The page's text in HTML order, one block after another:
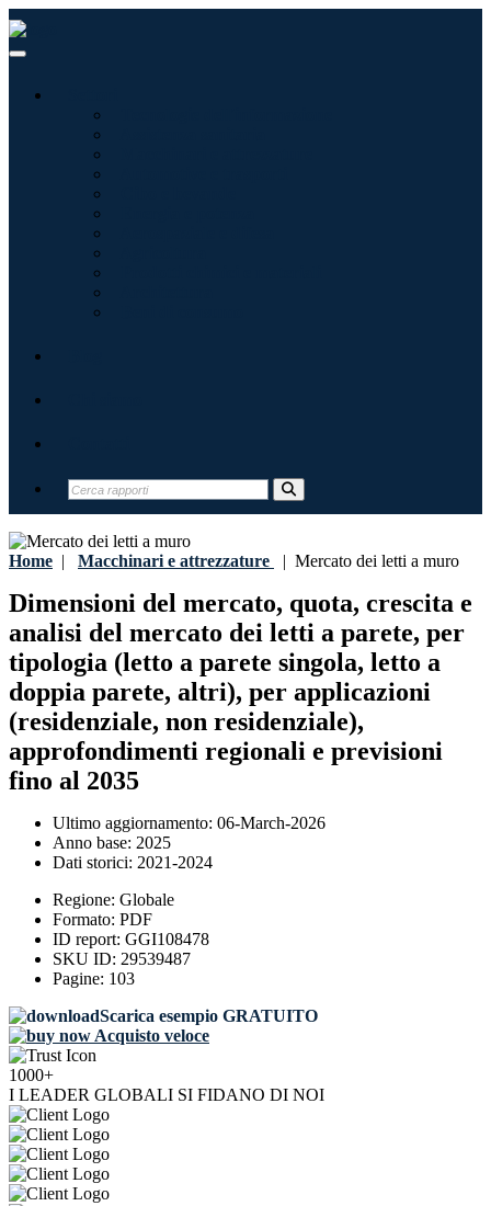
Home | Macchinari e attrezzature | Mercato dei letti a muro
Dimensioni del mercato, quota, crescita e
analisi del mercato dei letti a parete, per
tipologia (letto a parete singola, letto a
doppia parete, altri), per applicazioni
(residenziale, non residenziale),
approfondimenti regionali e previsioni
fino al 2035
Ultimo aggiornamento: 06-March-2026
Anno base: 2025
Dati storici: 2021-2024
Regione: Globale
Formato: PDF
ID report: GGI108478
SKU ID: 29539487
Pagine: 103
Scarica esempio GRATUITO
Acquisto veloce
1000+
I LEADER GLOBALI SI FIDANO DI NOI